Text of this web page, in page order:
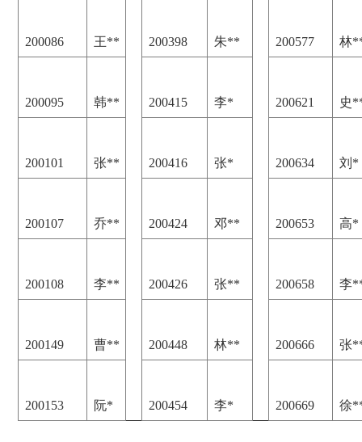
200086 王** 200398 朱** 200577 林
200095 韩** 200415 李* 200621 史
200101 张** 200416 张* 200634 刘*
200107 乔** 200424 邓** 200653 高*
200108 李** 200426 张** 200658 李
200149 曹** 200448 林** 200666 张
200153 阮* 200454 李* 200669 徐